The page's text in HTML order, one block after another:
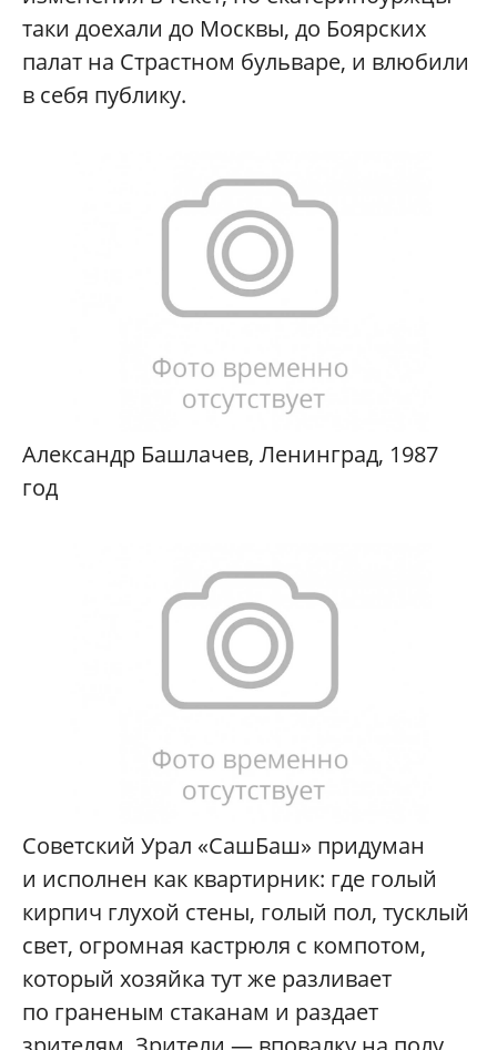
таки доехали до Москвы, до Боярских
палат на Страстном бульваре, и влюбили
в себя публику.
Александр Башлачев, Ленинград, 1987
год
Советский Урал «СашБаш» придуман
и исполнен как квартирник: где голый
кирпич глухой стены, голый пол, тусклый
свет, огромная кастрюля с компотом,
который хозяйка тут же разливает
по граненым стаканам и раздает